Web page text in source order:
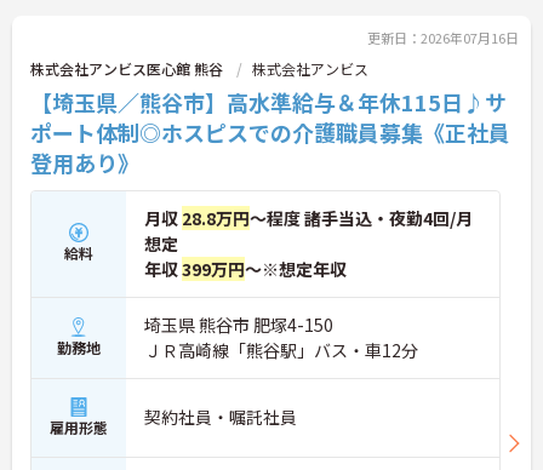
更新日：2026年07月16日
株式会社アンビス医心館 熊谷 株式会社アンビス
【埼玉県／熊谷市】高水準給与＆年休115日♪サ
ポート体制◎ホスピスでの介護職員募集《正社員
登用あり》
給料
月収 28.8万円～程度 諸手当込・夜勤4回/月
想定
年収399万円～※想定年収
勤務地
埼玉県 熊谷市 肥塚4-150
ＪＲ高崎線「熊谷駅」バス・車12分
雇用形態 契約社員・嘱託社員